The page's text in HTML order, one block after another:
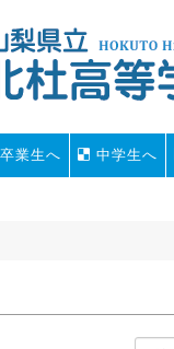
卒業生へ 中学生へ